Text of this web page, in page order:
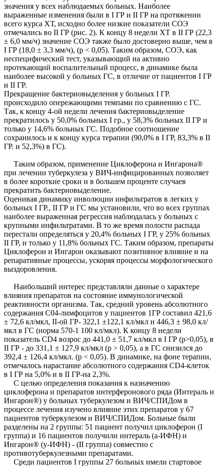
значения у всех наблюдаемых больных. Наиболее
выраженные изменения были в I ГР и II ГР на протяжении
всего курса ХТ, исходно более низкие показатели СОЭ
отмечались во II ГР (рис. 2). К концу 8 недели ХТ в II ГР (22,3
± 6,0 мм/ч) значение СОЭ также было достоверно выше, чем в
I ГР (18,0 ± 3,3 мм/ч), (р < 0,05). Таким образом, СОЭ, как
неспецифический тест, указывающий на активно
протекающий воспалительный процесс, в динамике была
наиболее высокой у больных ГС, в отличие от пациентов I ГР
и II ГР.
Прекращение бактериовыделения у больных I ГР.
происходило опережающими темпами по сравнению с ГС.
Так, к концу 4-ой недели лечения бактериовыделение
прекратилось у 50,0% больных I гр., у 58,3% больных II ГР и
только у 14,6% больных ГС. Подобное соотношение
сохранилось и к концу курса терапии (90,0% в I ГР, 83,3% в II
ГР. и 52,3%) в ГС).
Таким образом, применение Циклоферона и Ингарона®
при лечении туберкулеза у ВИЧ-инфицированных позволяет
в более короткие сроки и в большем проценте случаев
прекратить бактериовыделение.
Оценивая динамику инволюции инфильтратов в легких у
больных I ГР., II ГР и ГС мы установили, что во всех группах
наиболее выраженная регрессия наблюдалась у больных с
крупными инфильтратами. В то же время полости распада
перестали определяться у 20,4% больных I ГР, у 25% больных
II ГР, и только у 11,8% больных ГС. Таким образом, препараты
Циклоферон и Ингарон оказывают позитивное влияние и на
репаративные процессы, ускоряя процессы морфологического
выздоровления.
Наибольший интерес представляли данные о характере
влияния препаратов на состояние иммунологической
реактивности организма. Так, средний уровень абсолютного
содержания С04-лимфоцитов у пациентов 1ГР составил 421,6
± 72,6 кл/мкл, II-ой ГР- 322,1 ±122,1 кл/мкл и 446,3 ± 98,0 кл/
мкл в ГС (норма 570-1 100 кл/мкл). К концу 8 недели
показатель СD4 возрос до 441,0 ± 51,7 кл/мкл в I ГР (р>0,05), в
II ГР - до 331,1 ± 127,9 кл/мкл (р > 0,05), а в ГС снизился до
392,4 ± 126,4 кл/мкл. (р < 0,05). В динамике, на фоне терапии,
отмечалось нарастание абсолютного содержания СD4-клеток
в I ГР на 5,0% и в II ГР-на 2,3%.
С целью определения показания к назначению
циклоферона и препаратов интерферонового ряда (Интераль и
Ингарон®) у больных туберкулезом и ВИЧ/СПИДом в
процессе лечения изучено влияние этих препаратов у 67
пациентов туберкулезом и ВИЧ/СПИДом. Больные были
разделены на 2 группы: 51 пациент получил циклоферон (I
группа) и 16 пациентов получили интераль (а-ИФН) и
Ингарон® (у-ИФН) - (II группа) совместно с
противотуберкулезными препаратами.
Среди пациентов I группы 27 больных имели стартовое